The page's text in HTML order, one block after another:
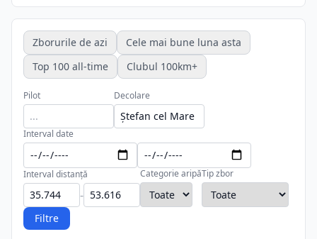
Zborurile de azi
Cele mai bune luna asta
Top 100 all-time
Clubul 100km+
Pilot Decolare
Interval date
Interval distanță
-
Categorie aripăTip zbor
Filtre